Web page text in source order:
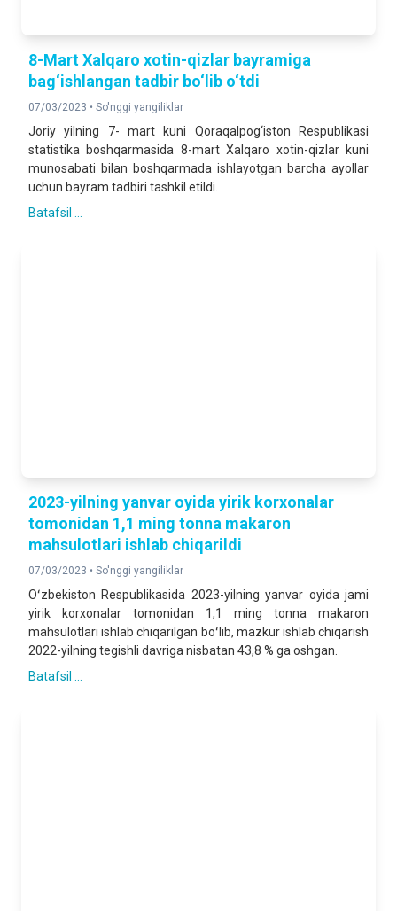
8-Mart Xalqaro xotin-qizlar bayramiga
bag‘ishlangan tadbir bo‘lib o‘tdi
07/03/2023 • So'nggi yangiliklar
Joriy yilning 7- mart kuni Qoraqalpog‘iston Respublikasi
statistika boshqarmasida 8-mart Xalqaro xotin-qizlar kuni
munosabati bilan boshqarmada ishlayotgan barcha ayollar
uchun bayram tadbiri tashkil etildi.
Batafsil ...
2023-yilning yanvar oyida yirik korxonalar
tomonidan 1,1 ming tonna makaron
mahsulotlari ishlab chiqarildi
07/03/2023 • So'nggi yangiliklar
Oʻzbekiston Respublikasida 2023-yilning yanvar oyida jami
yirik korxonalar tomonidan 1,1 ming tonna makaron
mahsulotlari ishlab chiqarilgan boʻlib, mazkur ishlab chiqarish
2022-yilning tegishli davriga nisbatan 43,8 % ga oshgan.
Batafsil ...